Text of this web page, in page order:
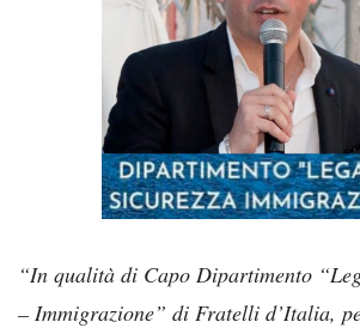
“In qualità di Capo Dipartimento
– Immigrazione” di Fratelli d’Italia,